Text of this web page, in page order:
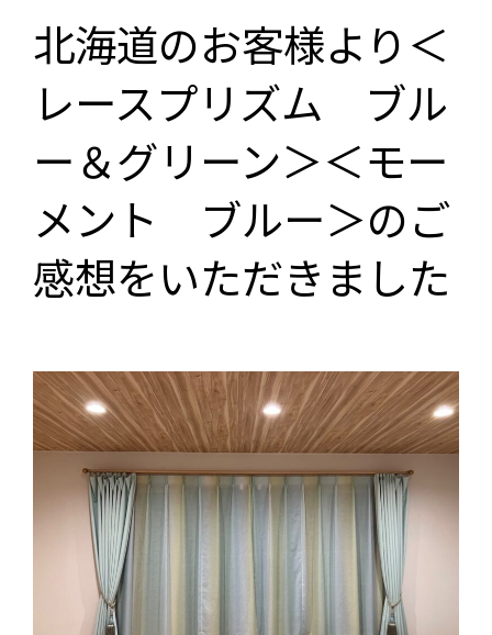
北海道のお客様より＜
レースプリズム ブル
ー＆グリーン＞＜モー
メント ブルー＞のご
感想をいただきました